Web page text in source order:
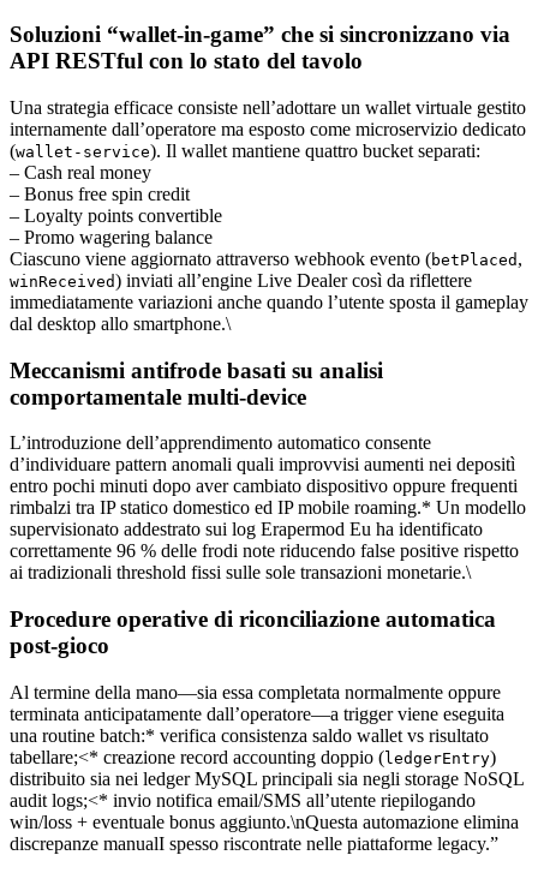
Soluzioni “wallet‑in‑game” che si sincronizzano via
API RESTful con lo stato del tavolo
Una strategia efficace consiste nell’adottare un wallet virtuale gestito
internamente dall’operatore ma esposto come microservizio dedicato
(wallet-service). Il wallet mantiene quattro bucket separati:
– Cash real money
– Bonus free spin credit
– Loyalty points convertible
– Promo wagering balance
Ciascuno viene aggiornato attraverso webhook evento (betPlaced ,
winReceived) inviati all’engine Live Dealer così da riflettere
immediatamente variazioni anche quando l’utente sposta il gameplay
dal desktop allo smartphone.\
Meccanismi antifrode basati su analisi
comportamentale multi‑device
L’introduzione dell’apprendimento automatico consente
d’individuare pattern anomali quali improvvisi aumenti nei deposit​ì
entro pochi minuti dopo aver cambiato dispositivo oppure frequenti
rimbalzi tra IP statico domestico ed IP mobile roaming.* Un modello
supervisionato addestrato sui log Erapermod​ Eu ha identificato
correttamente 96 % delle frodi note riducendo false positive rispetto
ai tradizionali threshold fissi sulle sole transazioni monetarie.\
Procedure operative di riconciliazione automatica
post‑gioco
Al termine della mano—sia essa completata normalmente oppure
terminata anticipatamente dall’operatore—a trigger viene eseguita
una routine batch:* verifica consistenza saldo wallet vs risultato
tabellare;<* creazione record accounting doppio (ledgerEntry)
distribuito sia nei ledger MySQL principali sia negli storage NoSQL
audit logs;<* invio notifica email/SMS all’utente riepilogando
win/loss + eventuale bonus aggiunto.\nQuesta automazione elimina
discrepanze manualI spesso riscontrate nelle piattaforme legacy.”